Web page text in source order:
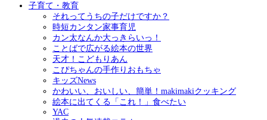
子育て・教育
それってうちの子だけですか？
時短カンタン家事育児
カン太なんか大っきらいっ！
ことばで広がる絵本の世界
天才！こどもりあん
こぴちゃんの手作りおもちゃ
キッズNews
かわいい、おいしい、簡単！makimakiクッキング
絵本に出てくる「これ！」食べたい
YAC